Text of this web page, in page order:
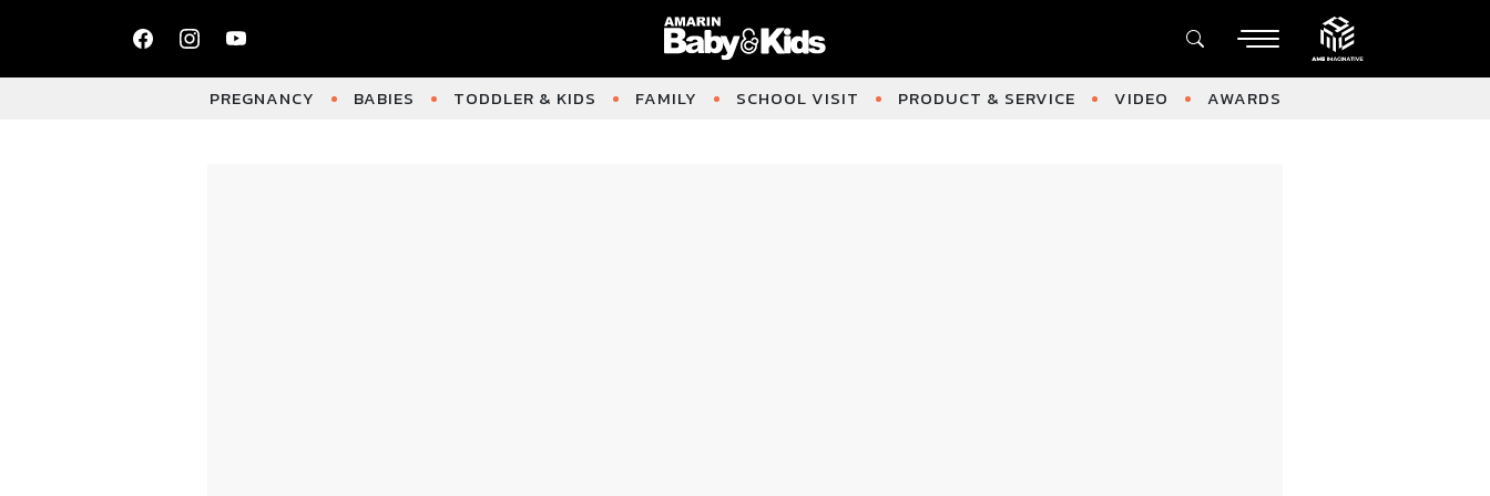
PREGNANCY BABIES TODDLER & KIDS FAMILY SCHOOL VISIT PRODUCT & SERVICE VIDEO AWARDS